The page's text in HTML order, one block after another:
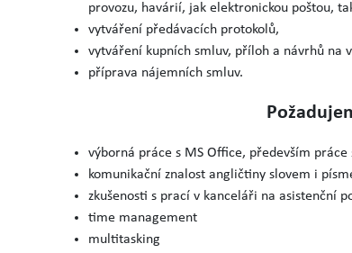
provozu, havárií, jak elektronickou poštou,
vytváření předávacích protokolů,
vytváření kupních smluv, příloh a návrhů na
příprava nájemních smluv.
výborná práce s MS Office, především práce
komunikační znalost angličtiny slovem i
zkušenosti s prací v kanceláři na asistenční
time management
multitasking